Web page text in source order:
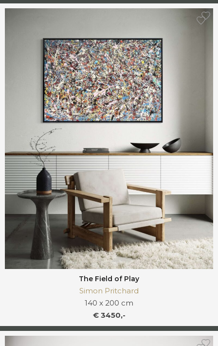
The Field of Play
Simon Pritchard
140 x 200 cm
€ 3450,-